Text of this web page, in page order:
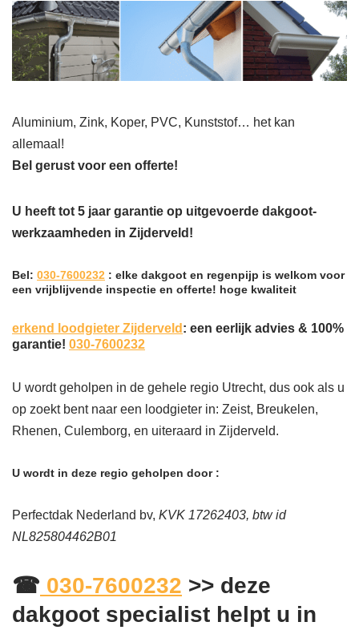
Aluminium, Zink, Koper, PVC, Kunststof… het kan
allemaal!
Bel gerust voor een offerte!
U heeft tot 5 jaar garantie op uitgevoerde dakgoot-
werkzaamheden in Zijderveld!
Bel: 030-7600232 : elke dakgoot en regenpijp is welkom voor
een vrijblijvende inspectie en offerte! hoge kwaliteit
erkend loodgieter Zijderveld : een eerlijk advies & 100%
garantie! 030-7600232
U wordt geholpen in de gehele regio Utrecht, dus ook als u
op zoekt bent naar een loodgieter in: Zeist, Breukelen,
Rhenen, Culemborg, en uiteraard in Zijderveld.
U wordt in deze regio geholpen door :
Perfectdak Nederland bv, KVK 17262403, btw id
NL825804462B01
☎ 030-7600232 >> deze
dakgoot specialist helpt u in